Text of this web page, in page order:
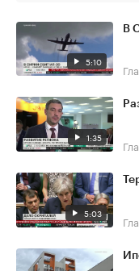
5:10
В
1:35
5:03